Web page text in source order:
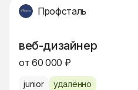
Профсталь
веб-дизайнер
от 60 000 ₽
junior удалённо